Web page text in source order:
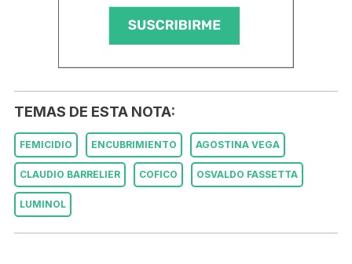
TEMAS DE ESTA NOTA:
FEMICIDIO ENCUBRIMIENTO AGOSTINA VEGA
CLAUDIO BARRELIER COFICO OSVALDO FASSETTA
LUMINOL